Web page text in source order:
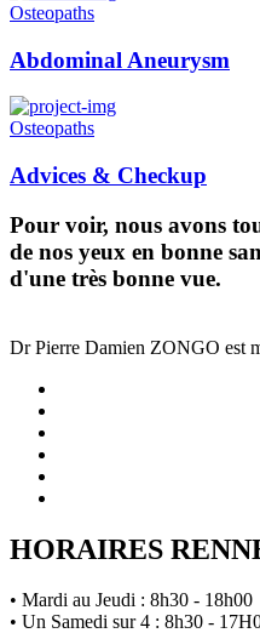
Osteopaths
Abdominal Aneurysm
Osteopaths
Advices & Checkup
Pour voir, nous avons
de nos yeux en bonne
d'une très bonne vue.
Dr Pierre Damien ZONGO est
HORAIRES
• Mardi au Jeudi : 8h30 - 18h00
• Un Samedi sur 4 : 8h30 -